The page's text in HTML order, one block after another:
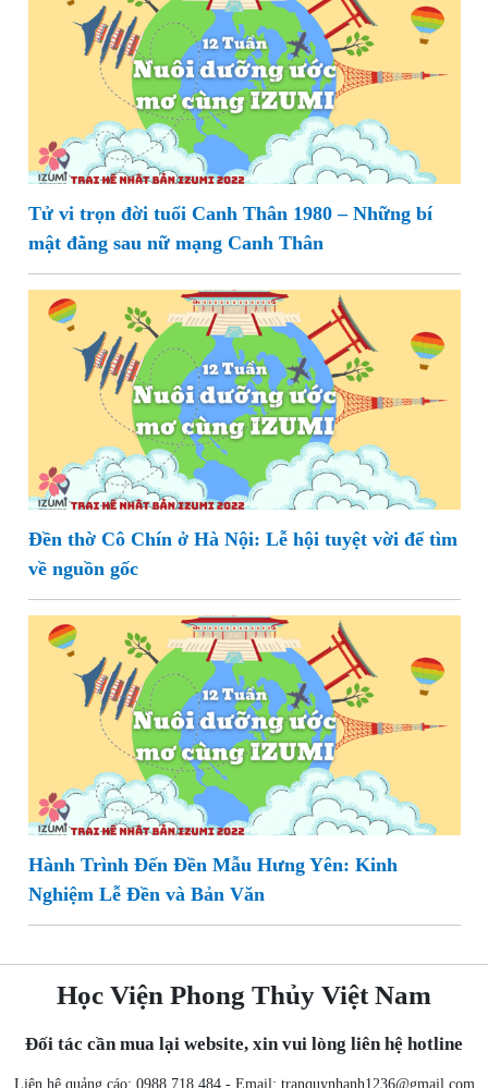
Tử vi trọn đời tuổi Canh Thân 1980 – Những bí
mật đằng sau nữ mạng Canh Thân
Đền thờ Cô Chín ở Hà Nội: Lễ hội tuyệt vời để tìm
về nguồn gốc
Hành Trình Đến Đền Mẫu Hưng Yên: Kinh
Nghiệm Lễ Đền và Bản Văn
Học Viện Phong Thủy Việt Nam
Đối tác cần mua lại website, xin vui lòng liên hệ hotline
Liên hệ quảng cáo: 0988 718 484 - Email: tranquynhanh1236@gmail.com